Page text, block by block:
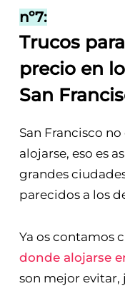
nº7:
Trucos
precio en
San
San Francisco
alojarse, eso es
grandes
parecidos a los
Ya os contamos
donde alojarse
son mejor evitar,